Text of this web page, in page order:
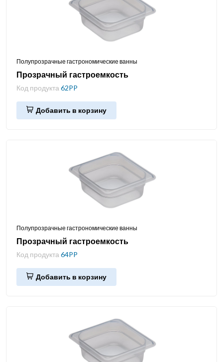
Полупрозрачные гастрономические ванны
Прозрачный гастроемкость
Код продукта 62PP
Добавить в корзину
Полупрозрачные гастрономические ванны
Прозрачный гастроемкость
Код продукта 64PP
Добавить в корзину